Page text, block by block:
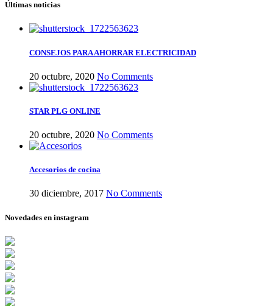
Últimas noticias
CONSEJOS PARA AHORRAR ELECTRICIDAD
20 octubre, 2020 No Comments
STAR PLG ONLINE
20 octubre, 2020 No Comments
Accesorios de cocina
30 diciembre, 2017 No Comments
Novedades en instagram